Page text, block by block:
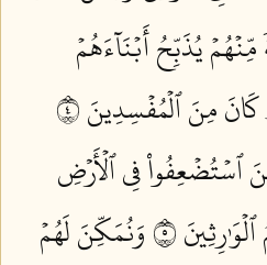
يُذَبِّحُ أَبۡنَآءَهُمۡ
مِنَ ٱلۡمُفۡسِدِينَ ٤
ٱسۡتُضۡعِفُواْ فِي ٱلۡأَرۡضِ
٥
وَنُمَكِّنَ لَهُمۡ